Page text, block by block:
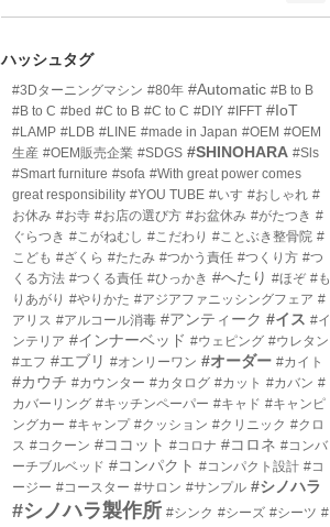
ー
リ
数
ハッシュタグ
#3Dターニングマシン #80年 #Automatic #B to B
#B to C #bed #C to B #C to C #DIY #IFFT #IoT
#LAMP #LDB #LINE #made in Japan #OEM #OEM
生産 #OEM販売企業 #SDGS #SHINOHARA #Sls
#Smart furniture #sofa #With great power comes
great responsibility #YOU TUBE #いす #おしゃれ #
お休み #お寺 #お店の選び方 #お盆休み #がたつき #
ぐらつき #こがねむし #こだわり #ことぶき整骨院 #
こども #ざくら #たたみ #つかう責任 #つくり方 #つ
くる方法 #つくる責任 #ひっかき #へたり #ほぞ #も
りあがり #やりかた #アジアファニッシングフェア #
アリス #アルコール消毒 #アンティーク #イス #イ
ンテリア #インナーベッド #ウェピング #ウレタン
#エフ #エブリ #オンリーワン #オーダー #カイト
#カウチ #カウンター #カタログ #カット #カバン #
カバーリング #キッチンペーパー #キャド #キャンピ
ングカー #キャンプ #クッション #クリニック #クロ
ス #コクーン #ココット #コロナ #コロネ #コンバ
ーチブルベッド #コンパクト #コンパクト設計 #コ
ージー #コースター #サロン #サンプル #シノハラ
#シノハラ製作所 #シンク #シーズ #シーツ #